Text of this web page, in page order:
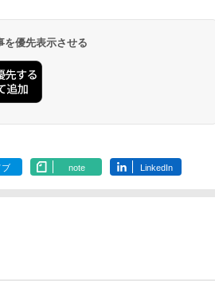
優先表示させる
ブ note LinkedIn